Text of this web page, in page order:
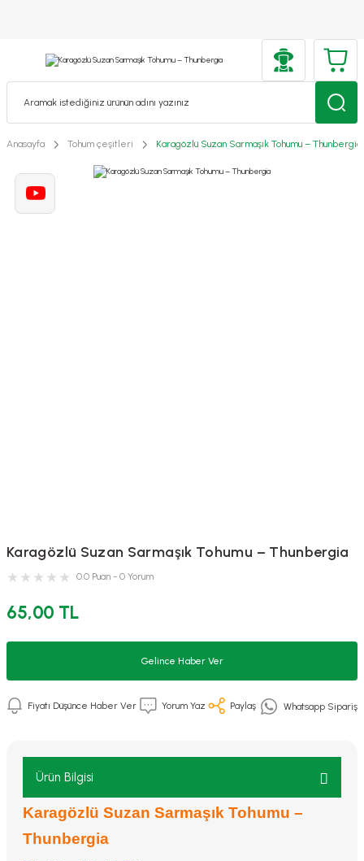
Anasayfa Tohum çeşitleri Karagözlü Suzan Sarmaşık Tohumu – Thunbergia
Karagözlü Suzan Sarmaşık Tohumu – Thunbergia
0.0 Puan - 0 Yorum
65,00 TL
Gelince Haber Ver
Fiyatı Düşünce Haber Ver Yorum Yaz Paylaş Whatsapp Sipariş
Ürün Bilgisi
Karagözlü Suzan Sarmaşık Tohumu –
Thunbergia